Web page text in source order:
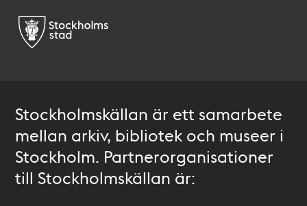
Stockholmskällan är ett samarbete
mellan arkiv, bibliotek och museer i
Stockholm. Partnerorganisationer
till Stockholmskällan är: